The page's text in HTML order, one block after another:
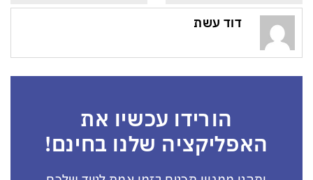
דוד עשת
הורידו עכשיו את
האפליקציה שלנו בחינם!